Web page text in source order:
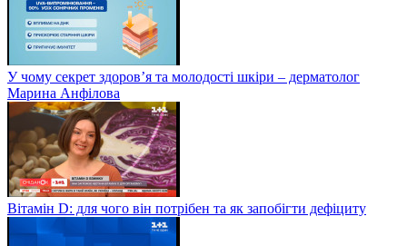
У чому секрет здоров’я та молодості шкіри – дерматолог
Марина Анфілова
Вітамін D: для чого він потрібен та як запобігти дефіциту